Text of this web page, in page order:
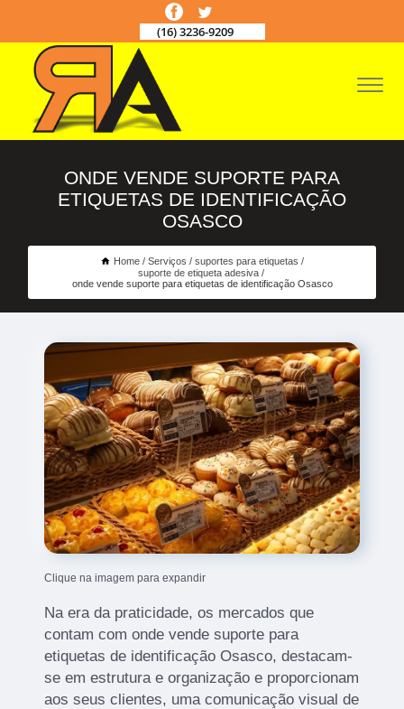
(16) 3236-9209
ONDE VENDE SUPORTE PARA
ETIQUETAS DE IDENTIFICAÇÃO
OSASCO
Home Serviços
suportes para etiquetas
suporte de etiqueta adesiva
onde vende suporte para etiquetas de identificação Osasco
Clique na imagem para expandir
Na era da praticidade, os mercados que
contam com onde vende suporte para
etiquetas de identificação Osasco, destacam-
se em estrutura e organização e proporcionam
aos seus clientes, uma comunicação visual de